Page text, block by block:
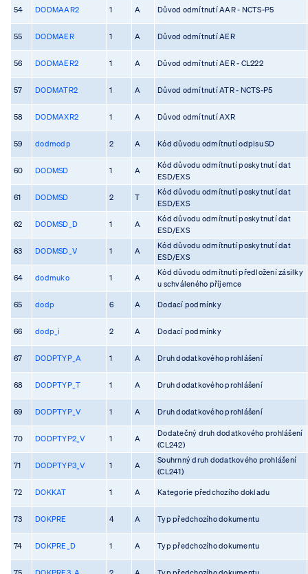
54 DODMAAR2 1 A Důvod odmítnutí AAR - NCTS-P5
55 DODMAER 1 A Důvod odmítnutí AER
56 DODMAER2 1 A Důvod odmítnutí AER - CL222
57 DODMATR2 1 A Důvod odmítnutí ATR - NCTS-P5
58 DODMAXR2 1 A Důvod odmítnutí AXR
59 dodmodp 2 A Kód důvodu odmítnutí odpisu SD
60 DODMSD 1 A
Kód důvodu odmítnutí poskytnutí dat
ESD/EXS
61 DODMSD 2 T
Kód důvodu odmítnutí poskytnutí dat
ESD/EXS
62 DODMSD_D 1 A
Kód důvodu odmítnutí poskytnutí dat
ESD/EXS
63 DODMSD_V 1 A
Kód důvodu odmítnutí poskytnutí dat
ESD/EXS
64 dodmuko 1 A
Kód důvodu odmítnutí předložení zásilky
u schváleného příjemce
65 dodp 6 A Dodací podmínky
66 dodp_i 2 A Dodací podmínky
67 DODPTYP_A 1 A Druh dodatkového prohlášení
68 DODPTYP_T 1 A Druh dodatkového prohlášení
69 DODPTYP_V 1 A Druh dodatkového prohlášení
70 DODPTYP2_V 1 A
Dodatečný druh dodatkového prohlášení
(CL242)
71 DODPTYP3_V 1 A
Souhrnný druh dodatkového prohlášení
(CL241)
72 DOKKAT 1 A Kategorie předchozího dokladu
73 DOKPRE 4 A Typ předchozího dokumentu
74 DOKPRE_D 1 A Typ předchozího dokumentu